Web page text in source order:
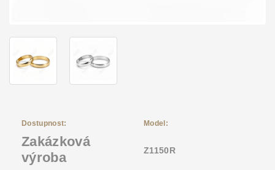
Dostupnost: Model:
Zakázková
výroba
Z1150R